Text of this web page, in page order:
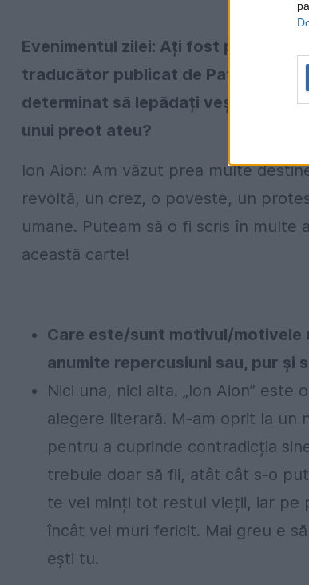
Evenimentul zilei: Ați fost preot
traducător publicat de Patriarhia
determinat să lepădați veșmintele
unui preot ateu?
Ion Aion: Am văzut prea multe
revoltă, un crez, o poveste, un
umane. Puteam să o fi scris în
această carte!
Care este/sunt motivul/motivele
anumite repercusiuni sau, pur și
Nici una, nici alta. „Ion Aion”
alegere literară. M-am oprit la un
pentru a cuprinde contradicția
trebuie doar să fii, atât cât s-o
te vei minți tot restul vieții, iar pe
încât vei muri fericit. Mai greu e
ești tu.